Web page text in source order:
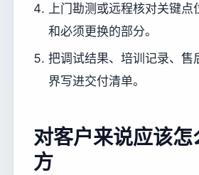
上门勘测或远程核对关键点
和必须更换的部分。
把调试结果、培训记录、售
界写进交付清单。
对客户来说应该怎
方